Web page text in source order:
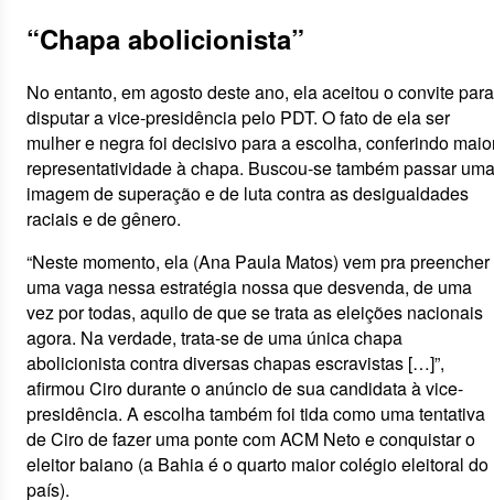
“Chapa abolicionista”
No entanto, em agosto deste ano, ela aceitou o convite para
disputar a vice-presidência pelo PDT. O fato de ela ser
mulher e negra foi decisivo para a escolha, conferindo
representatividade à chapa. Buscou-se também passar uma
imagem de superação e de luta contra as desigualdades
raciais e de gênero.
“Neste momento, ela (Ana Paula Matos) vem pra preencher
uma vaga nessa estratégia nossa que desvenda, de uma
vez por todas, aquilo de que se trata as eleições nacionais
agora. Na verdade, trata-se de uma única chapa
abolicionista contra diversas chapas escravistas […]”,
afirmou Ciro durante o anúncio de sua candidata à vice-
presidência. A escolha também foi tida como uma tentativa
de Ciro de fazer uma ponte com ACM Neto e conquistar o
eleitor baiano (a Bahia é o quarto maior colégio eleitoral do
país).